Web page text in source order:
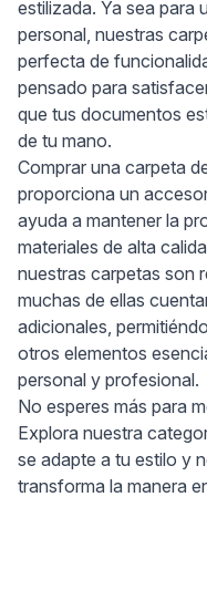
estilizada. Ya sea para
personal, nuestras
perfecta de
pensado para
que tus documentos
de tu mano.
Comprar una carpeta
proporciona un
ayuda a mantener la
materiales de alta
nuestras carpetas son
muchas de ellas
adicionales,
otros elementos
personal y profesional.
No esperes más para
Explora nuestra
se adapte a tu estilo y
transforma la manera